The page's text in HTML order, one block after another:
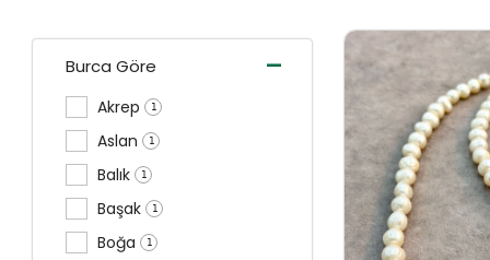
Burca Göre -
Akrep 1
Aslan 1
Balık 1
Başak 1
Boğa 1
Orijinal